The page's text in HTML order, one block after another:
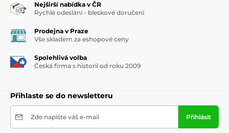
Nejširší nabídka v ČR
Rychlé odeslání - bleskové doručení
Prodejna v Praze
Vše skladem za eshopové ceny
Spolehlivá volba
Česká firma s historií od roku 2009
Přihlaste se do newsletteru
Zde napište váš e-mail Přihlásit